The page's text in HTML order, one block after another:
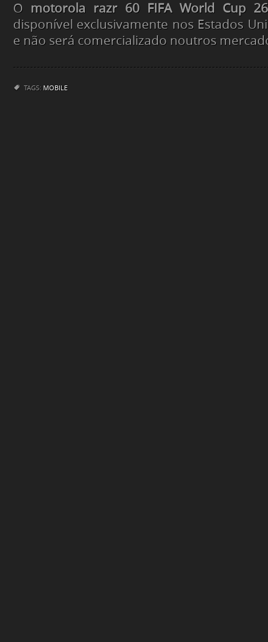
O motorola razr 60 FIFA World Cup
disponível exclusivamente nos Estados
e não será comercializado noutros
TAGS: MOBILE